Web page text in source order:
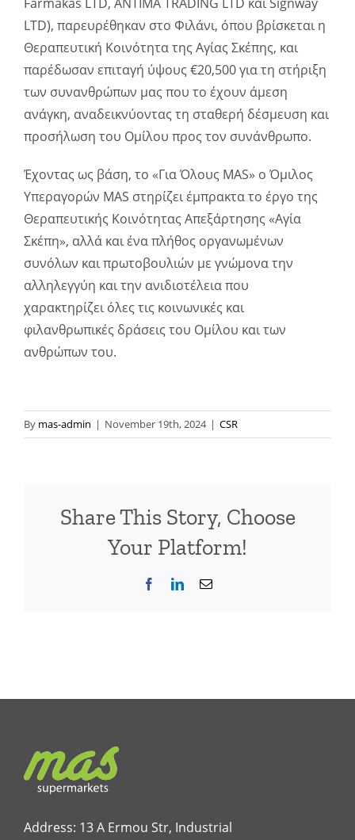
LTD), παρευρέθηκαν στο Φιλάνι, όπου βρίσκεται η
Θεραπευτική Κοινότητα της Αγίας Σκέπης, και
παρέδωσαν επιταγή ύψους €20,500 για τη στήριξη
των συνανθρώπων μας που το έχουν άμεση
ανάγκη, αναδεικνύοντας τη σταθερή δέσμευση και
προσήλωση του Ομίλου προς τον συνάνθρωπο.
Έχοντας ως βάση, το «Για Όλους MAS» ο Όμιλος
Υπεραγορών MAS στηρίζει έμπρακτα το έργο της
Θεραπευτικής Κοινότητας Απεξάρτησης «Αγία
Σκέπη», αλλά και ένα πλήθος οργανωμένων
συνόλων και πρωτοβουλιών με γνώμονα την
αλληλεγγύη και την ανιδιοτέλεια που
χαρακτηρίζει όλες τις κοινωνικές και
φιλανθρωπικές δράσεις του Ομίλου και των
ανθρώπων του.
By mas-admin | November 19th, 2024 | CSR
Share This Story, Choose
Your Platform!
FacebookLinkedInEmail
Address: 13 A Ermou Str, Industrial